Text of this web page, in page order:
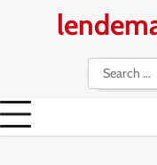
Search
for: